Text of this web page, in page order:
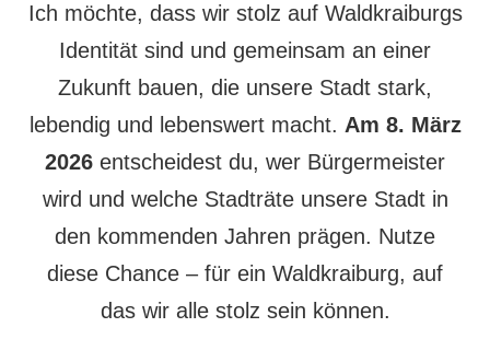
Ich möchte, dass wir stolz auf Waldkraiburgs
Identität sind und gemeinsam an einer
Zukunft bauen, die unsere Stadt stark,
lebendig und lebenswert macht. Am 8. März
2026 entscheidest du, wer Bürgermeister
wird und welche Stadträte unsere Stadt in
den kommenden Jahren prägen. Nutze
diese Chance – für ein Waldkraiburg, auf
das wir alle stolz sein können.